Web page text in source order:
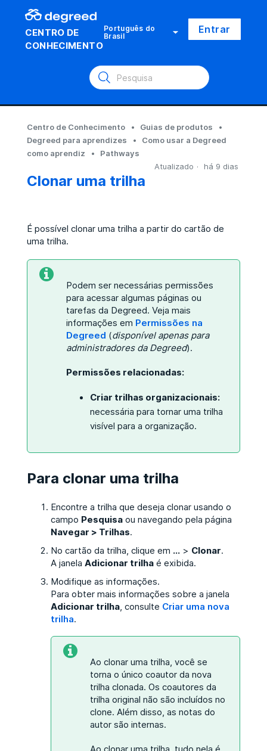
CENTRO DE
CONHECIMENTO
Português do
Brasil Entrar
Centro de Conhecimento
Guias de produtos
Degreed para aprendizes
Como usar a Degreed
como aprendiz
Pathways
Clonar uma trilha
Atualizado há 9 dias
É possível clonar uma trilha a partir do cartão de
uma trilha.
Podem ser necessárias permissões
para acessar algumas páginas ou
tarefas da Degreed. Veja mais
informações em Permissões na
Degreed (disponível apenas para
administradores da Degreed).
Permissões relacionadas:
Criar trilhas organizacionais:
necessária para tornar uma trilha
visível para a organização.
Para clonar uma trilha
Encontre a trilha que deseja clonar usando o
campo Pesquisaou navegando pela página
Navegar > Trilhas.
No cartão da trilha, clique em ...> Clonar.
A janela Adicionar trilhaé exibida.
Modifique as informações.
Para obter mais informações sobre a janela
Adicionar trilha, consulte Criar uma nova
trilha.
Ao clonar uma trilha, você se
torna o único coautor da nova
trilha clonada. Os coautores da
trilha original não são incluídos no
clone. Além disso, as notas do
autor são internas.